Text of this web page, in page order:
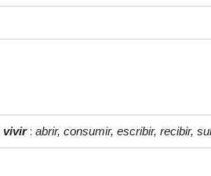
vivir: abrir, consumir, escribir, recibir,